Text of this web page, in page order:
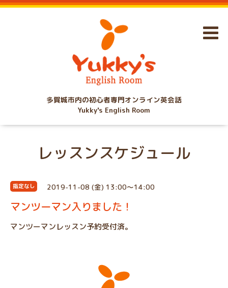
多賀城市内の初心者専門オンライン英会話
Yukky's English Room
レッスンスケジュール
指定なし 2019-11-08 (金) 13:00～14:00
マンツーマン入りました！
マンツーマンレッスン予約受付済。